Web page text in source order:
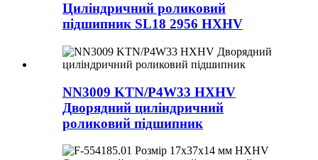
Циліндричний роликовий
підшипник SL18 2956 HXHV
NN3009 KTN/P4W33 HXHV
Дворядний циліндричний
роликовий підшипник